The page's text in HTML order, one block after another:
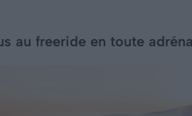
au freeride en toute